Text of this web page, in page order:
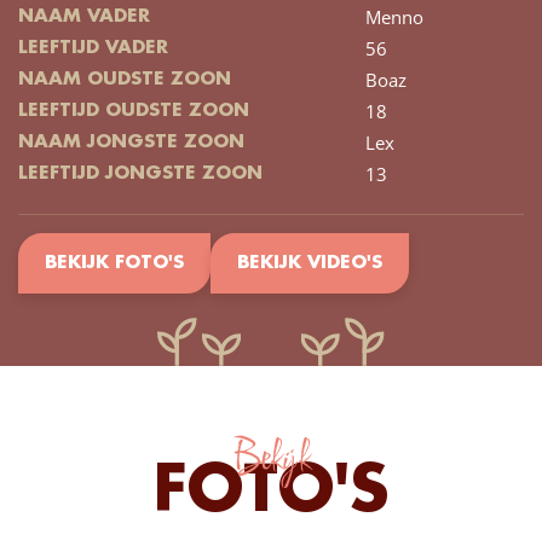
NAAM VADER Menno
LEEFTIJD VADER 56
NAAM OUDSTE ZOON Boaz
LEEFTIJD OUDSTE ZOON 18
NAAM JONGSTE ZOON Lex
LEEFTIJD JONGSTE ZOON 13
BEKIJK FOTO'S BEKIJK VIDEO'S
Bekijk
FOTO'S